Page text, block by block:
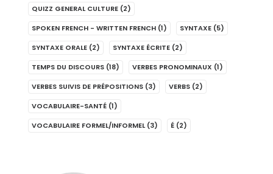
QUIZZ GENERAL CULTURE (2)
SPOKEN FRENCH - WRITTEN FRENCH (1) SYNTAXE (5)
SYNTAXE ORALE (2) SYNTAXE ÉCRITE (2)
TEMPS DU DISCOURS (18) VERBES PRONOMINAUX (1)
VERBES SUIVIS DE PRÉPOSITIONS (3) VERBS (2)
VOCABULAIRE-SANTÉ (1)
VOCABULAIRE FORMEL/INFORMEL (3) É (2)